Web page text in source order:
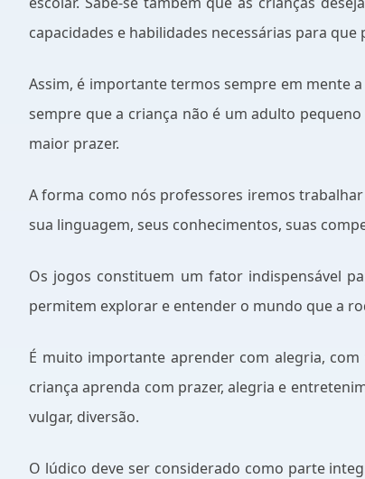
capacidades e habilidades necessárias para
Assim, é importante termos sempre em mente
sempre que a criança não é um adulto
maior prazer.
A forma como nós professores iremos trabalhar
sua linguagem, seus conhecimentos, suas
Os jogos constituem um fator indispensável
permitem explorar e entender o mundo que a
É muito importante aprender com alegria, com
criança aprenda com prazer, alegria e
vulgar, diversão.
O lúdico deve ser considerado como parte